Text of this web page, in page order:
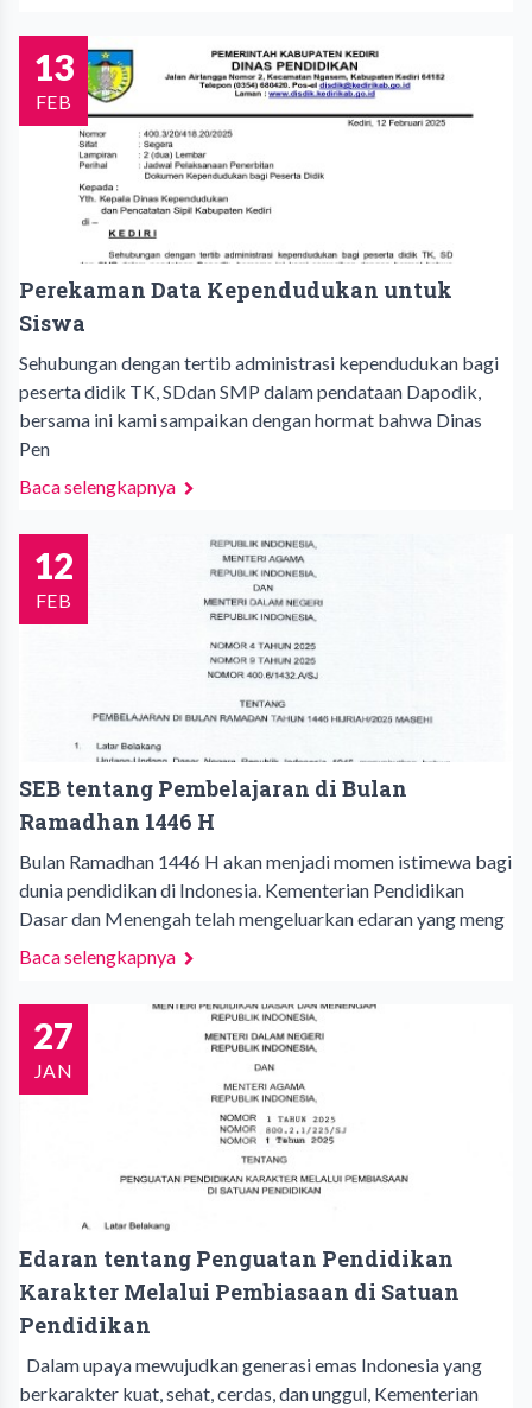
13
FEB
Perekaman Data Kependudukan untuk
Siswa
Sehubungan dengan tertib administrasi kependudukan bagi
peserta didik TK, SDdan SMP dalam pendataan Dapodik,
bersama ini kami sampaikan dengan hormat bahwa Dinas
Pen
Baca selengkapnya
12
FEB
SEB tentang Pembelajaran di Bulan
Ramadhan 1446 H
Bulan Ramadhan 1446 H akan menjadi momen istimewa bagi
dunia pendidikan di Indonesia. Kementerian Pendidikan
Dasar dan Menengah telah mengeluarkan edaran yang meng
Baca selengkapnya
27
JAN
Edaran tentang Penguatan Pendidikan
Karakter Melalui Pembiasaan di Satuan
Pendidikan
Dalam upaya mewujudkan generasi emas Indonesia yang
berkarakter kuat, sehat, cerdas, dan unggul, Kementerian